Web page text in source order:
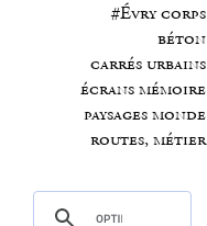
#Évry corps
béton
carrés urbains
écrans mémoire
paysages monde
routes, métier